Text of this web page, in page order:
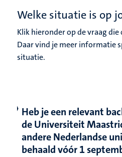
Welke situatie is op
Klik hieronder op de vraag
Daar vind je meer informatie
situatie.
Heb je een relevant
de Universiteit
andere Nederlandse
behaald vóór 1